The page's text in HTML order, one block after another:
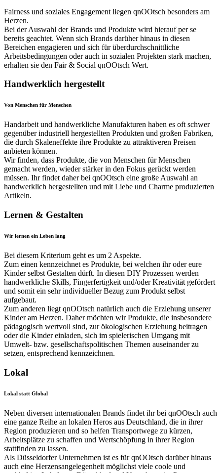
Fairness und soziales Engagement liegen qnOOtsch besonders am
Herzen.
Bei der Auswahl der Brands und Produkte wird hierauf per se
bereits geachtet. Wenn sich Brands darüher hinaus in diesen
Bereichen engagieren und sich für überdurchschnittliche
Arbeitsbedingungen oder auch in sozialen Projekten stark machen,
erhalten sie den Fair & Social qnOOtsch Wert.
Handwerklich hergestellt
Von Menschen für Menschen
Handarbeit und handwerkliche Manufakturen haben es oft schwer
gegenüber industriell hergestellten Produkten und großen Fabriken,
die durch Skaleneffekte ihre Produkte zu attraktiveren Preisen
anbieten können.
Wir finden, dass Produkte, die von Menschen für Menschen
gemacht werden, wieder stärker in den Fokus gerückt werden
müssen. Ihr findet daher bei qnOOtsch eine große Auswahl an
handwerklich hergestellten und mit Liebe und Charme produzierten
Artikeln.
Lernen & Gestalten
Wir lernen ein Leben lang
Bei diesem Kriterium geht es um 2 Aspekte.
Zum einen kennzeichnet es Produkte, bei welchen ihr oder eure
Kinder selbst Gestalten dürft. In diesen DIY Prozessen werden
handwerkliche Skills, Fingerfertigkeit und/oder Kreativität gefördert
und somit ein sehr individueller Bezug zum Produkt selbst
aufgebaut.
Zum anderen liegt qnOOtsch natürlich auch die Erziehung unserer
Kinder am Herzen. Daher möchten wir Produkte, die insbesondere
pädagogisch wertvoll sind, zur ökologischen Erziehung beitragen
oder die Kinder einladen, sich im spielerischen Umgang mit
Umwelt- bzw. gesellschaftspolitischen Themen auseinander zu
setzen, entsprechend kennzeichnen.
Lokal
Lokal statt Global
Neben diversen internationalen Brands findet ihr bei qnOOtsch auch
eine ganze Reihe an lokalen Heros aus Deutschland, die in ihrer
Region produzieren und so helfen Transportwege zu kürzen,
Arbeitsplätze zu schaffen und Wertschöpfung in ihrer Region
stattfinden zu lassen.
Als Düsseldorfer Unternehmen ist es für qnOOtsch darüber hinaus
auch eine Herzensangelegenheit möglichst viele coole und